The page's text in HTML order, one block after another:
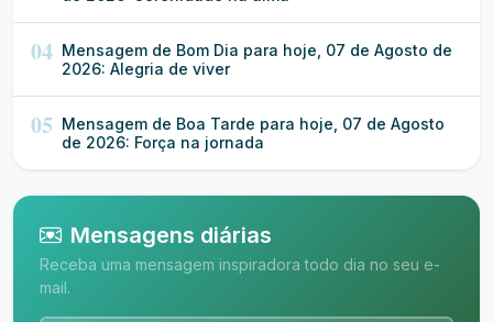
04 Mensagem de Bom Dia para hoje, 07 de Agosto de
2026: Alegria de viver
05 Mensagem de Boa Tarde para hoje, 07 de Agosto
de 2026: Força na jornada
Mensagens diárias
Receba uma mensagem inspiradora todo dia no seu e-
mail.